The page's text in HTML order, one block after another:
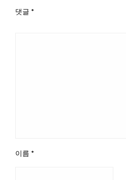
댓글 *
이름 *